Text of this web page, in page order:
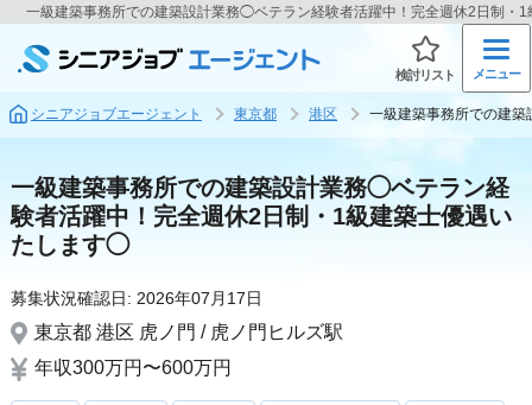
一級建築事務所での建築設計業務◯ベテラン経験者活躍中！完全週休2日制・
検討リスト メニュー
シニアジョブエージェント 東京都 港区 一級建築事務所での建
一級建築事務所での建築設計業務◯ベテラン経
験者活躍中！完全週休2日制・1級建築士優遇い
たします◯
募集状況確認日: 2026年07月17日
東京都 港区 虎ノ門 / 虎ノ門ヒルズ駅
年収300万円〜600万円